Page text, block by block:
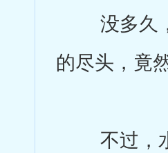
没多久，
的尽头，竟
不过，水